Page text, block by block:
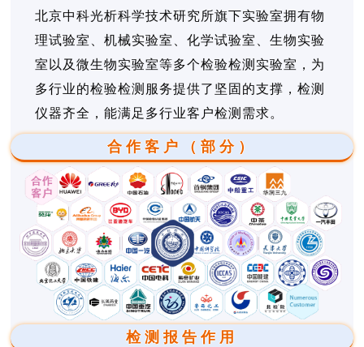
北京中科光析科学技术研究所旗下实验室拥有物
理试验室、机械实验室、化学试验室、生物实验
室以及微生物实验室等多个检验检测实验室，为
多行业的检验检测服务提供了坚固的支撑，检测
仪器齐全，能满足多行业客户检测需求。
合作客户（部分）
检测报告作用